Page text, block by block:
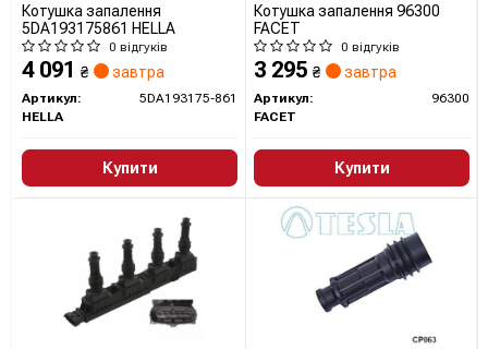
Котушка запалення
5DA193175861 HELLA
0 відгуків
4 091 ₴ завтра
Артикул:
5DA193175-861
HELLA
Купити
Котушка запалення 96300
FACET
0 відгуків
3 295 ₴ завтра
Артикул:
96300
FACET
Купити